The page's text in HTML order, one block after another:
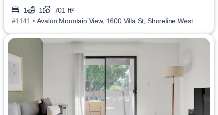
1 1
701 ft²
#1141 • Avalon Mountain View, 1600 Villa St, Shoreline West